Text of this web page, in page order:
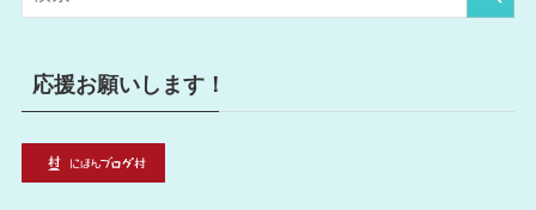
ー
応援お願いします！